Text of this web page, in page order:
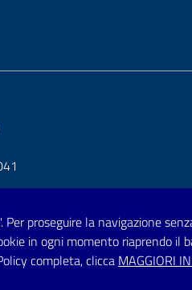
proseguire la navigazione
in ogni momento riaprendo il
completa, clicca MAGGIORI